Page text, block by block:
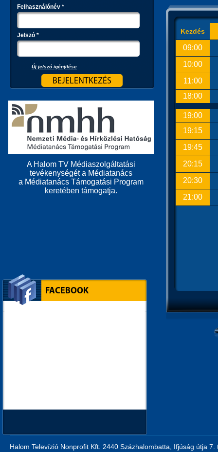
Kezdés
09:00
10:00
11:00
18:00
19:00
19:15
19:45
20:15
20:30
21:00
Felhasználónév *
Jelszó *
Új jelszó igénylése
A Halom TV Médiaszolgáltatási
tevékenységét a Médiatanács
a Médiatanács Támogatási Program
keretében támogatja.
FACEBOOK
Halom Televízió Nonprofit Kft. 2440 Százhalombatta, Ifjúság útja